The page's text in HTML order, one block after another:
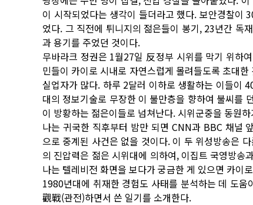
이 시작되었다는 생각이 들더라고 했다. 보안경찰이
었다. 그 직전에 튀니지의 젊은들이 봉기, 23년간 독
과 용기를 주었던 것이다.
무바라크 정권은 1월27일 反정부 시위를 막기 위하
민들이 카이로 시내로 자연스럽게 몰려들도록 초대
실업자가 많다. 하루 2달러 이하로 생활하는 이들이
대의 정보기술로 무장한 이 불만층을 향하여 불씨를
이 방황하는 젊은이들로 넘쳐난다. 시위군중을 동원
나는 귀국한 직후부터 밤만 되면 CNN과 BBC 채널
으로 중계된 사건은 없을 것이다. 이 두 위성방송은
의 진압력은 젊은 시위대에 의하여, 이집트 국영방
나는 텔레비전 화면을 보다가 궁금한 게 있으면 카이
1980년대에 취재한 경험도 사태를 분석하는 데 도
觀戰(관전)하면서 쓴 일기를 소개한다.